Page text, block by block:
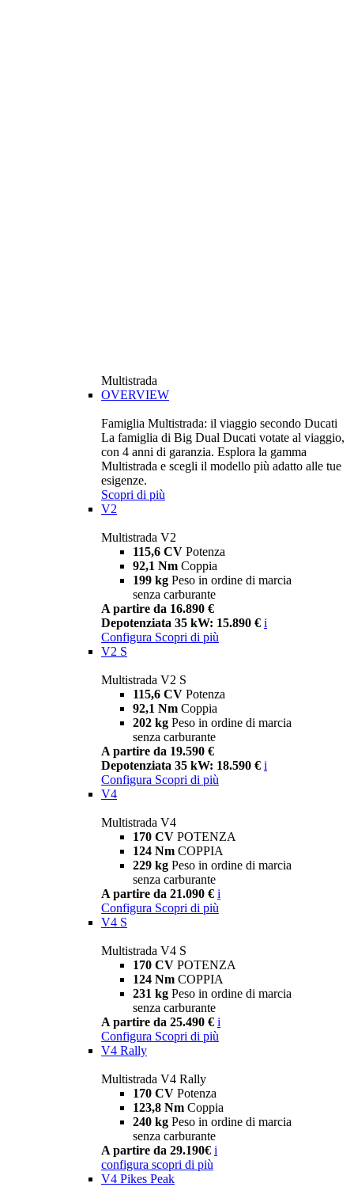
Multistrada
OVERVIEW
Famiglia Multistrada: il viaggio secondo Ducati
La famiglia di Big Dual Ducati votate al viaggio,
con 4 anni di garanzia. Esplora la gamma
Multistrada e scegli il modello più adatto alle tue
esigenze.
Scopri di più
V2
Multistrada V2
115,6 CV Potenza
92,1 Nm Coppia
199 kg Peso in ordine di marcia
senza carburante
A partire da 16.890 €
Depotenziata 35 kW: 15.890 € i
Configura Scopri di più
V2 S
Multistrada V2 S
115,6 CV Potenza
92,1 Nm Coppia
202 kg Peso in ordine di marcia
senza carburante
A partire da 19.590 €
Depotenziata 35 kW: 18.590 € i
Configura Scopri di più
V4
Multistrada V4
170 CV POTENZA
124 Nm COPPIA
229 kg Peso in ordine di marcia
senza carburante
A partire da 21.090 € i
Configura Scopri di più
V4 S
Multistrada V4 S
170 CV POTENZA
124 Nm COPPIA
231 kg Peso in ordine di marcia
senza carburante
A partire da 25.490 € i
Configura Scopri di più
V4 Rally
Multistrada V4 Rally
170 CV Potenza
123,8 Nm Coppia
240 kg Peso in ordine di marcia
senza carburante
A partire da 29.190€ i
configura scopri di più
V4 Pikes Peak